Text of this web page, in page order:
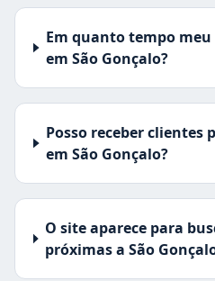
Em quanto tempo
em São Gonçalo?
Posso receber clientes
em São Gonçalo?
O site aparece para
próximas a São